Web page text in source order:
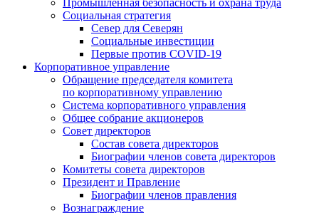
Социальная стратегия
Север для Северян
Социальные инвестиции
Первые против COVID‑19
Корпоративное управление
Обращение председателя комитета
по корпоративному управлению
Система корпоративного управления
Общее собрание акционеров
Совет директоров
Состав совета директоров
Биографии членов совета директоров
Комитеты совета директоров
Президент и Правление
Биографии членов правления
Вознаграждение